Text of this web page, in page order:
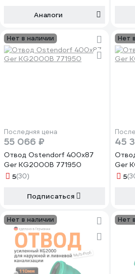
Аналоги
Нет в наличии
Последняя цена
55 066 ₽
Отвод Ostendorf 400x87
Ger KG2000B 771950
5(30)
Подписаться
Нет
45
Ger
5
Нет в наличии Нет